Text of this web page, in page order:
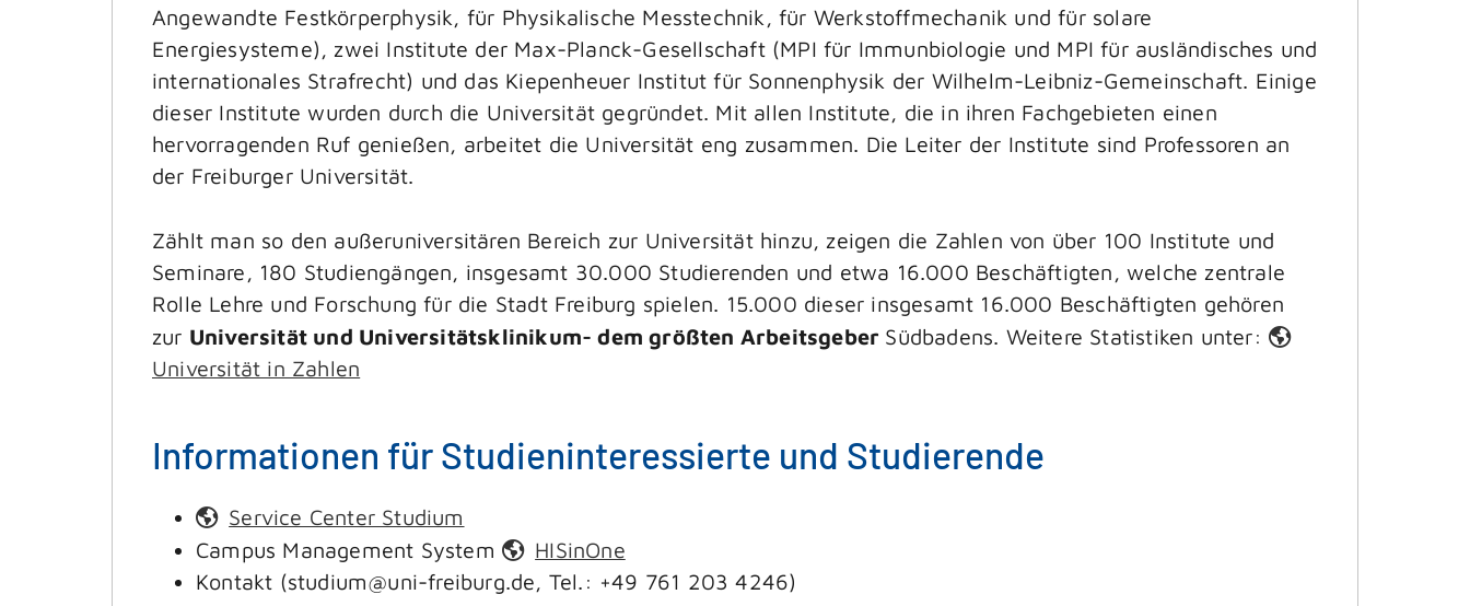
Angewandte Festkörperphysik, für Physikalische Messtechnik, für Werkstoffmechanik und für solare
Energiesysteme), zwei Institute der Max-Planck-Gesellschaft (MPI für Immunbiologie und MPI für ausländisches und
internationales Strafrecht) und das Kiepenheuer Institut für Sonnenphysik der Wilhelm-Leibniz-Gemeinschaft. Einige
dieser Institute wurden durch die Universität gegründet. Mit allen Institute, die in ihren Fachgebieten einen
hervorragenden Ruf genießen, arbeitet die Universität eng zusammen. Die Leiter der Institute sind Professoren an
der Freiburger Universität.
Zählt man so den außeruniversitären Bereich zur Universität hinzu, zeigen die Zahlen von über 100 Institute und
Seminare, 180 Studiengängen, insgesamt 30.000 Studierenden und etwa 16.000 Beschäftigten, welche zentrale
Rolle Lehre und Forschung für die Stadt Freiburg spielen. 15.000 dieser insgesamt 16.000 Beschäftigten gehören
zur Universität und Universitätsklinikum- dem größten Arbeitsgeber Südbadens. Weitere Statistiken unter:
Universität in Zahlen
Informationen für Studieninteressierte und Studierende
Service Center Studium
Campus Management System
HISinOne
Kontakt (studium@uni-freiburg.de, Tel.: +49 761 203 4246)